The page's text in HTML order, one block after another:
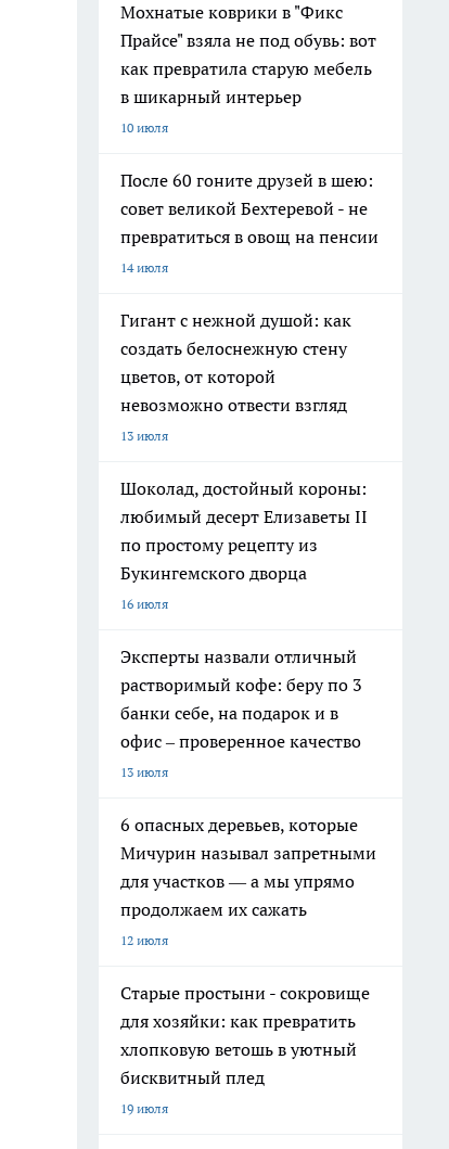
Мохнатые коврики в "Фикс
Прайсе" взяла не под обувь: вот
как превратила старую мебель
в шикарный интерьер
10 июля
После 60 гоните друзей в шею:
совет великой Бехтеревой - не
превратиться в овощ на пенсии
14 июля
Гигант с нежной душой: как
создать белоснежную стену
цветов, от которой
невозможно отвести взгляд
13 июля
Шоколад, достойный короны:
любимый десерт Елизаветы II
по простому рецепту из
Букингемского дворца
16 июля
Эксперты назвали отличный
растворимый кофе: беру по 3
банки себе, на подарок и в
офис – проверенное качество
13 июля
6 опасных деревьев, которые
Мичурин называл запретными
для участков — а мы упрямо
продолжаем их сажать
12 июля
Старые простыни - сокровище
для хозяйки: как превратить
хлопковую ветошь в уютный
бисквитный плед
19 июля